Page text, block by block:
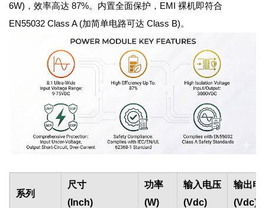
6W)，效率高达 87%。内置全面保护，EMI 裸机即符合
EN55032 Class A (加简单电路可达 Class B)。
系列
尺寸
(Inch)
功率
(W)
输入电压
(Vdc)
输出电
(Vdc)